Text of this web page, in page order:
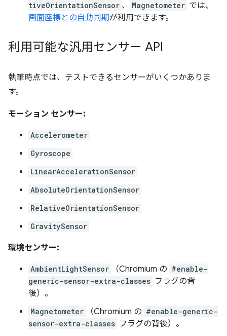
tiveOrientationSensor 、 Magnetometer では、
画面座標との自動同期が利用できます。
利用可能な汎用センサー API
執筆時点では、テストできるセンサーがいくつかありま
す。
モーション センサー:
Accelerometer
Gyroscope
LinearAccelerationSensor
AbsoluteOrientationSensor
RelativeOrientationSensor
GravitySensor
環境センサー:
AmbientLightSensor （Chromium の #enable-
generic-sensor-extra-classes フラグの背
後）。
Magnetometer （Chromium の #enable-generic-
sensor-extra-classes フラグの背後）。